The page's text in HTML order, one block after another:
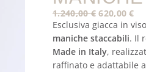
1.240,00€ 620,00€
Esclusiva giacca in
maniche staccabili. Il
Made in Italy,
raffinato e adattabile